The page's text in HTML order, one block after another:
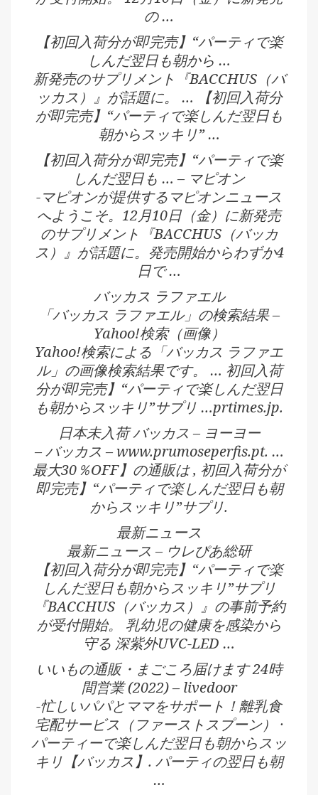
の …
【初回入荷分が即完売】“パーティで楽
しんだ翌日も朝から …
新発売のサプリメント『BACCHUS（バ
ッカス）』が話題に。 … 【初回入荷分
が即完売】“パーティで楽しんだ翌日も
朝からスッキリ” …
【初回入荷分が即完売】“パーティで楽
しんだ翌日も … – マピオン
-マピオンが提供するマピオンニュース
へようこそ。12月10日（金）に新発売
のサプリメント『BACCHUS（バッカ
ス）』が話題に。発売開始からわずか4
日で …
バッカス ラファエル
「バッカス ラファエル」の検索結果 –
Yahoo!検索（画像）
Yahoo!検索による「バッカス ラファエ
ル」の画像検索結果です。 … 初回入荷
分が即完売】“パーティで楽しんだ翌日
も朝からスッキリ”サプリ …prtimes.jp.
日本未入荷 バッカス – ヨーヨー
– バッカス – www.prumoseperfis.pt. …
最大30％OFF】の通販は , 初回入荷分が
即完売】“パーティで楽しんだ翌日も朝
からスッキリ”サプリ.
最新ニュース
最新ニュース – ウレぴあ総研
【初回入荷分が即完売】“パーティで楽
しんだ翌日も朝からスッキリ”サプリ
『BACCHUS（バッカス）』の事前予約
が受付開始。 乳幼児の健康を感染から
守る 深紫外UVC-LED …
いいもの通販・まごころ届けます 24時
間営業 (2022) – livedoor
-忙しいパパとママをサポート！離乳食
宅配サービス（ファーストスプーン） ·
パーティーで楽しんだ翌日も朝からスッ
キリ【バッカス】. パーティの翌日も朝
…